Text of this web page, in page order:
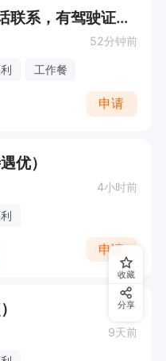
西郊送货工（5000+电话联系，有驾驶证优先）
52分钟前
工作餐
申请
优）
4小时前
申请
9天前
收藏
分享